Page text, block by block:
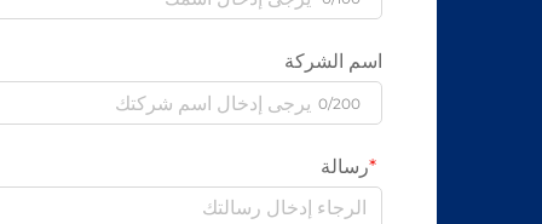
اسم الشركة
0/200
رسالة